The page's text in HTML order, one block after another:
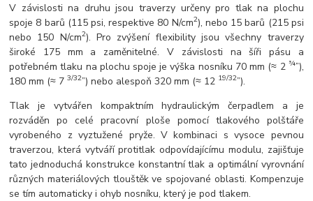
V závislosti na druhu jsou traverzy určeny pro tlak na plochu
spoje 8 barů (115 psi, respektive 80 N/cm2), nebo 15 barů (215 psi
nebo 150 N/cm2). Pro zvýšení flexibility jsou všechny traverzy
široké 175 mm a zaměnitelné. V závislosti na šíři pásu a
potřebném tlaku na plochu spoje je výška nosníku 70 mm (≈ 2 ¾”),
180 mm (≈ 73/32”) nebo alespoň 320 mm (≈ 12 19/32”).
Tlak je vytvářen kompaktním hydraulickým čerpadlem a je
rozváděn po celé pracovní ploše pomocí tlakového polštáře
vyrobeného z vyztužené pryže. V kombinaci s vysoce pevnou
traverzou, která vytváří protitlak odpovídajícímu modulu, zajišťuje
tato jednoduchá konstrukce konstantní tlak a optimální vyrovnání
různých materiálových tlouštěk ve spojované oblasti. Kompenzuje
se tím automaticky i ohyb nosníku, který je pod tlakem.